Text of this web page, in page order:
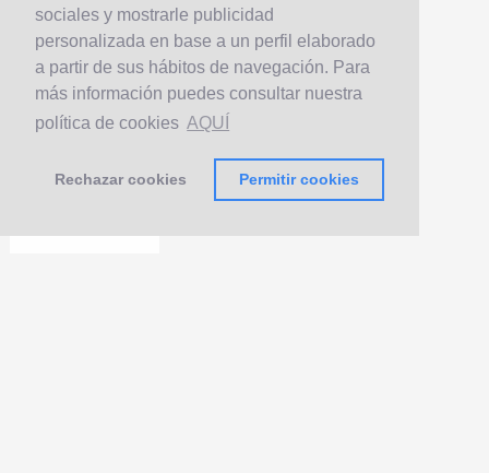
sociales y mostrarle publicidad
personalizada en base a un perfil elaborado
a partir de sus hábitos de navegación. Para
más información puedes consultar nuestra
política de cookies AQUÍ
Rechazar cookies Permitir cookies